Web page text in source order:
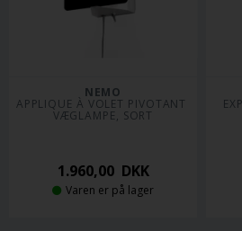
NEMO
APPLIQUE À VOLET PIVOTANT
VÆGLAMPE, SORT
1.960,00DKK
Varen er på lager